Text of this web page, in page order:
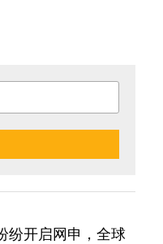
开启网申，全球